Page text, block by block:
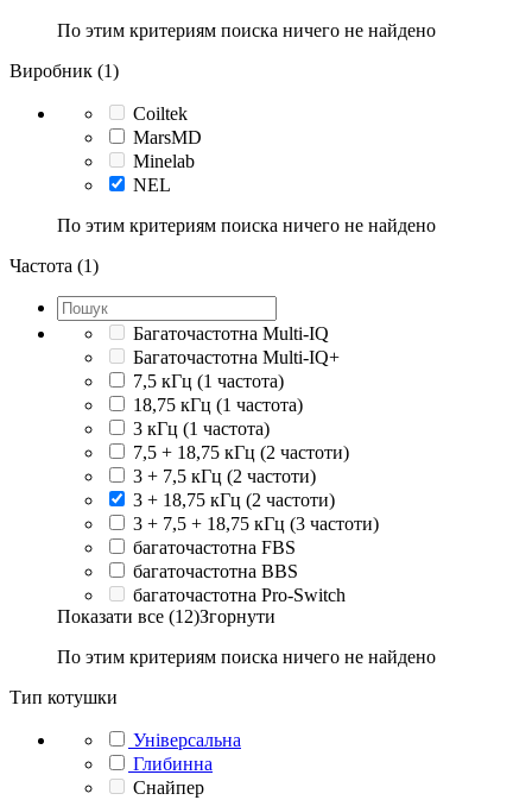
По этим критериям поиска ничего не найдено
Виробник (1)
Coiltek
MarsMD
Minelab
NEL
По этим критериям поиска ничего не найдено
Частота (1)
Багаточастотна Multi-IQ
Багаточастотна Multi-IQ+
7,5 кГц (1 частота)
18,75 кГц (1 частота)
3 кГц (1 частота)
7,5 + 18,75 кГц (2 частоти)
3 + 7,5 кГц (2 частоти)
3 + 18,75 кГц (2 частоти)
3 + 7,5 + 18,75 кГц (3 частоти)
багаточастотна FBS
багаточастотна BBS
багаточастотна Pro-Switch
Показати все (12)Згорнути
По этим критериям поиска ничего не найдено
Тип котушки
Універсальна
Глибинна
Снайпер